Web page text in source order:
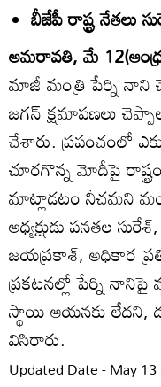
బీజేపీ రాష్ట్ర
అమరావతి, మే
మాజీ మంత్రి పేర్ని నాని
జగన్‌ క్షమాపణలు
చేశారు. ప్రపంచంలో
చూరగొన్న మోదీపై
మాట్లాడటం నీచమని
అధ్యక్షుడు పనతల
జయప్రకాశ్‌, అధికార
ప్రకటనల్లో పేర్ని
స్థాయి ఆయనకు లేదని,
విసిరారు.
Updated Date - May